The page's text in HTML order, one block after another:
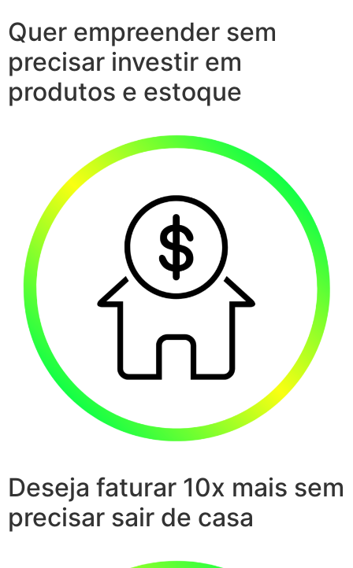
Quer empreender sem
precisar investir em
produtos e estoque
Deseja faturar 10x mais sem
precisar sair de casa